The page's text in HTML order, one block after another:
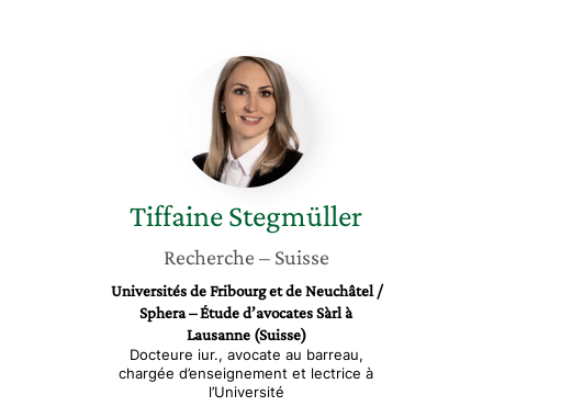
Tiffaine
Stegmüller
TiffaineStegmüller
Recherche – Suisse
Universités de Fribourg et de Neuchâtel /
Sphera – Étude d’avocates Sàrl à
Lausanne (Suisse)
Docteure iur., avocate au barreau,
chargée d’enseignement et lectrice à
l’Université